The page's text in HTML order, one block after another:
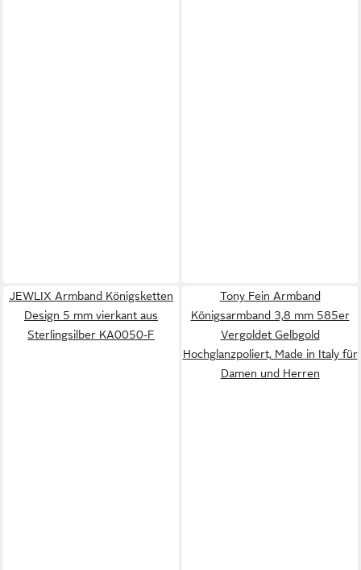
JEWLIX Armband Königsketten
Design 5 mm vierkant aus
Sterlingsilber KA0050-F
Tony Fein Armband
Königsarmband 3,8 mm 585er
Vergoldet Gelbgold
Hochglanzpoliert, Made in Italy für
Damen und Herren